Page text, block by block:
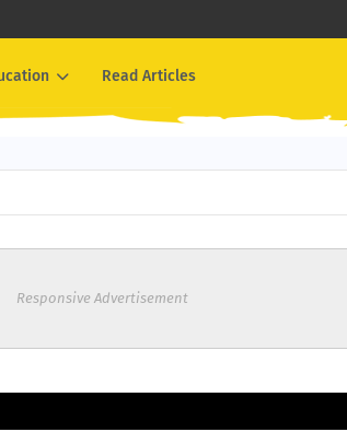
Read Articles
Responsive Advertisement